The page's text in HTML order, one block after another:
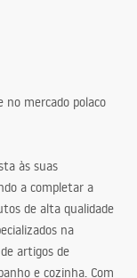
no mercado polaco
às suas
a completar a
de alta qualidade
na
artigos de
e cozinha. Com